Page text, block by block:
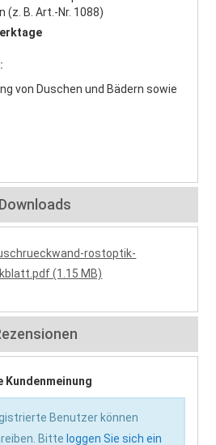
(z. B. Art.-Nr. 1088)
von Duschen und Bädern sowie
Downloads
rostoptik-
(1.15 MB)
Kundenmeinung
Benutzer können
Bitte loggen Sie sich ein